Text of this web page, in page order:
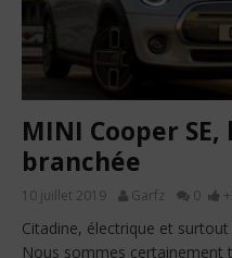
MINI Cooper
branchée
10 juillet 2019 Garfz 0
Citadine, électrique et
Nous sommes certainement